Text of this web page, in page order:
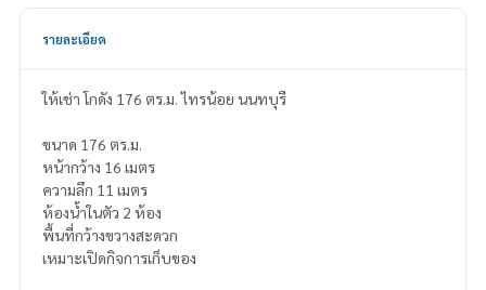
รายละเอียด
ให้เช่า โกดัง 176 ตร.ม. ไทรน้อย นนทบุรี
ขนาด 176 ตร.ม.
หน้ากว้าง 16 เมตร
ความลึก 11 เมตร
ห้องน้ำในตัว 2 ห้อง
พื้นที่กว้างขวางสะดวก
เหมาะเปิดกิจการเก็บของ